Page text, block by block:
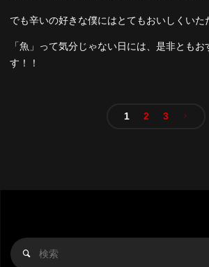
でも辛いの好きな僕にはとてもおいしくいた
「魚」って気分じゃない日には、是非とも
す！！
1 2 3
検